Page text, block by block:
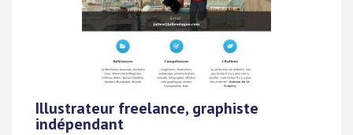
Illustrateur freelance, graphiste
indépendant